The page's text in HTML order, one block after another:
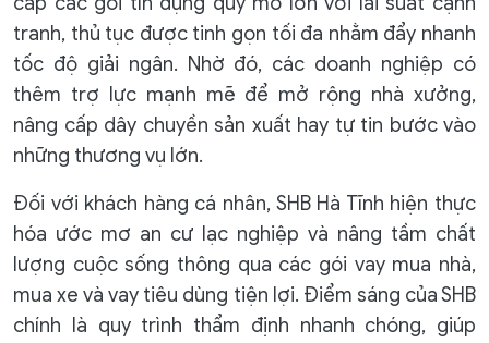
tranh, thủ tục được tinh gọn tối đa nhằm đẩy nhanh
tốc độ giải ngân. Nhờ đó, các doanh nghiệp có
thêm trợ lực mạnh mẽ để mở rộng nhà xưởng,
nâng cấp dây chuyền sản xuất hay tự tin bước vào
những thương vụ lớn.
Đối với khách hàng cá nhân, SHB Hà Tĩnh hiện thực
hóa ước mơ an cư lạc nghiệp và nâng tầm chất
lượng cuộc sống thông qua các gói vay mua nhà,
mua xe và vay tiêu dùng tiện lợi. Điểm sáng của SHB
chính là quy trình thẩm định nhanh chóng, giúp